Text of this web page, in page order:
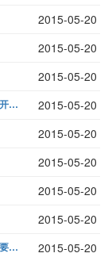
2015-05-20
2015-05-20
2015-05-20
文元全：中国航海日的设立有利于推动海洋资源的开发... 2015-05-20
2015-05-20
2015-05-20
2015-05-20
2015-05-20
专家：海洋合作将在中国与希腊经贸合作中扮演重要角色... 2015-05-20